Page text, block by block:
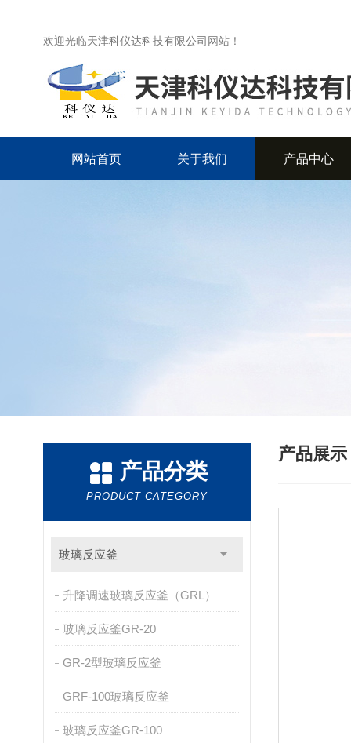
欢迎光临天津科仪达科技有限公司网站！
网站首页 关于我们 产品中心
产品分类
PRODUCT CATEGORY
玻璃反应釜
升降调速玻璃反应釜（GRL）
玻璃反应釜GR-20
GR-2型玻璃反应釜
GRF-100玻璃反应釜
玻璃反应釜GR-100
产品展示